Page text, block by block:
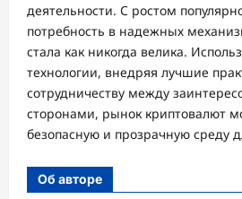
деятельности. С ростом
потребность в надежных
стала как никогда велика.
технологии, внедряя лучшие
сотрудничеству между
сторонами, рынок криптовалют
безопасную и прозрачную среду
Об авторе